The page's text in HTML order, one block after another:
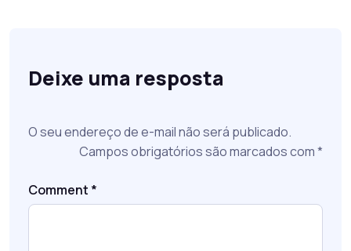
Deixe uma resposta
O seu endereço de e-mail não será publicado.
Campos obrigatórios são marcados com*
Comment *